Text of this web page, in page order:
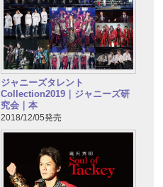
ジャニーズタレント
Collection2019｜ジャニーズ研
究会｜本
2018/12/05発売